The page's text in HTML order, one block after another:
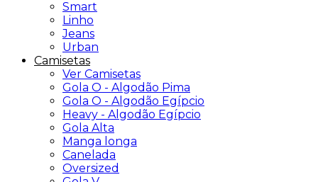
Smart
Linho
Jeans
Urban
Camisetas
Ver Camisetas
Gola O - Algodão Pima
Gola O - Algodão Egípcio
Heavy - Algodão Egípcio
Gola Alta
Manga longa
Canelada
Oversized